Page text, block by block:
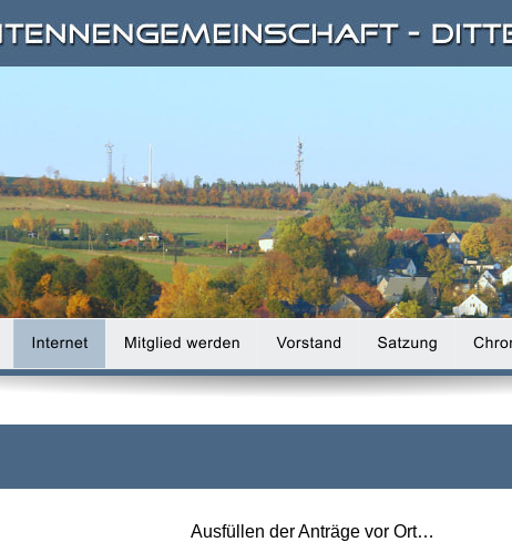
Ausfüllen der Anträge vor Ort…